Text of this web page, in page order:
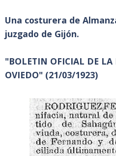
Una costurera de
juzgado de Gijón.
"BOLETIN OFICIAL DE LA
OVIEDO" (21/03/1923)